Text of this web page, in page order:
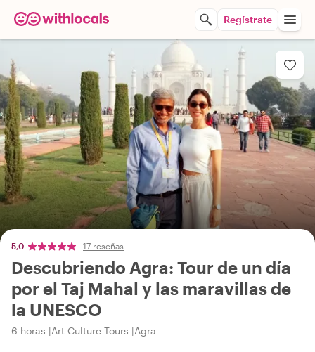
Regístrate
5,0 17 reseñas
Descubriendo Agra: Tour de un día
por el Taj Mahal y las maravillas de
la UNESCO
6 horas Art Culture Tours Agra